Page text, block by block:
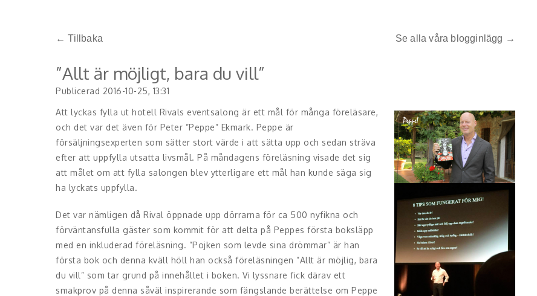
← Tillbaka Se alla våra blogginlägg →
”Allt är möjligt, bara du vill”
Publicerad 2016-10-25, 13:31
Att lyckas fylla ut hotell Rivals eventsalong är ett mål för många föreläsare,
och det var det även för Peter ”Peppe” Ekmark. Peppe är
försäljningsexperten som sätter stort värde i att sätta upp och sedan sträva
efter att uppfylla utsatta livsmål. På måndagens föreläsning visade det sig
att målet om att fylla salongen blev ytterligare ett mål han kunde säga sig
ha lyckats uppfylla.
Det var nämligen då Rival öppnade upp dörrarna för ca 500 nyfikna och
förväntansfulla gäster som kommit för att delta på Peppes första boksläpp
med en inkluderad föreläsning. ”Pojken som levde sina drömmar” är han
första bok och denna kväll höll han också föreläsningen ”Allt är möjlig, bara
du vill” som tar grund på innehållet i boken. Vi lyssnare fick därav ett
smakprov på denna såväl inspirerande som fängslande berättelse om Peppe